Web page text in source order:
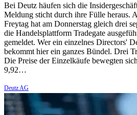
Bei Deutz häufen sich die
Meldung sticht durch ihre Fülle heraus.
Freytag hat am Donnerstag gleich drei
die Handelsplattform Tradegate
gemeldet. Wer ein einzelnes Directors'
bekommt hier ein ganzes Bündel. Drei
Die Preise der Einzelkäufe bewegten
9,92…
Deutz AG